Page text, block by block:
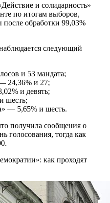
и солидарность»
по итогам выборов,
обработки 99,03%
следующий
и 53 мандата;
24,36% и 27;
и девять;
шесть;
— 5,65% и шесть.
получила сообщения о
голосования, тогда как
как проходят